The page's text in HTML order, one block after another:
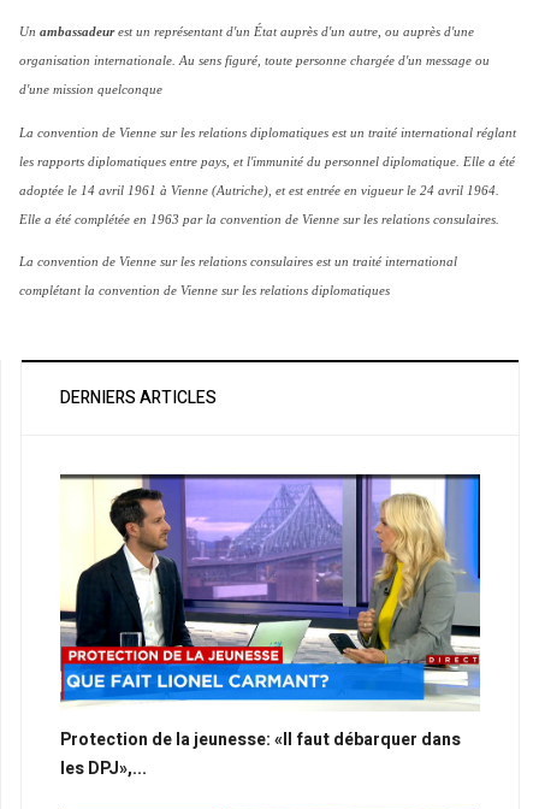
Un ambassadeurest un représentant d'un État auprès d'un autre, ou auprès d'une
organisation internationale. Au sens figuré, toute personne chargée d'un message ou
d'une mission quelconque
La convention de Vienne sur les relations diplomatiques est un traité international réglant
les rapports diplomatiques entre pays, et l'immunité du personnel diplomatique. Elle a été
adoptée le 14 avril 1961 à Vienne (Autriche), et est entrée en vigueur le 24 avril 1964.
Elle a été complétée en 1963 par la convention de Vienne sur les relations consulaires.
La convention de Vienne sur les relations consulaires est un traité international
complétant la convention de Vienne sur les relations diplomatiques
DERNIERS ARTICLES
Protection de la jeunesse: «Il faut débarquer dans
les DPJ»,...